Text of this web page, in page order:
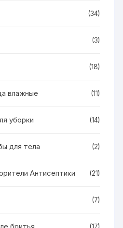
(34)
(3)
(18)
влажные (11)
уборки (14)
для тела (2)
Антисептики (21)
(7)